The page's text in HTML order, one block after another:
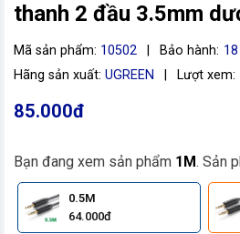
thanh 2 đầu 3.5mm
Mã sản phẩm: 10502 Bảo hành:
Hãng sản xuất: UGREEN Lượt xem:
85.000đ
Bạn đang xem sản phẩm 1M. Sản
0.5M
64.000đ